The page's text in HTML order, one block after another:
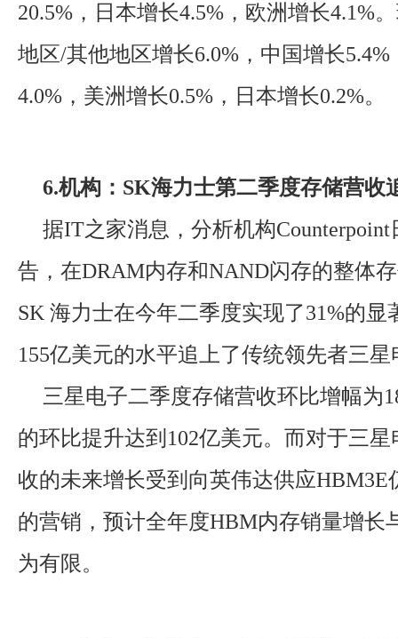
20.5%，日本增长4.5%，欧洲增长4.1%
地区/其他地区增长6.0%，中国增长
4.0%，美洲增长0.5%，日本增长0.2%。
6.机构：SK海力士第二季度存储营收
据IT之家消息，分析机构
告，在DRAM内存和NAND闪存的整体
SK 海力士在今年二季度实现了31%的显
155亿美元的水平追上了传统领先者三星
三星电子二季度存储营收环比增幅为
的环比提升达到102亿美元。而对于三
收的未来增长受到向英伟达供应HBM3E
的营销，预计全年度HBM内存销量增长
为有限。